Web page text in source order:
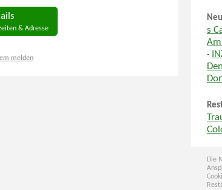
& Adresse
melden
s
·
Die